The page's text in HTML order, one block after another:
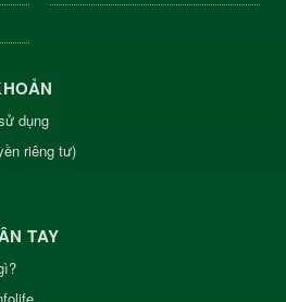
dụng
riêng tư)
TAY